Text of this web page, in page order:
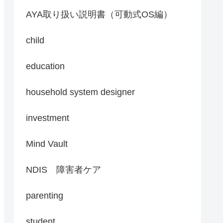
AYA取り扱い説明書（可動式OS編）
child
education
household system designer
investment
Mind Vault
NDIS 障害者ケア
parenting